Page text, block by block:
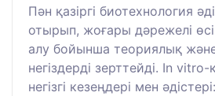
Пән қазіргі биотехнология
отырып, жоғары дәрежелі
алу бойынша теориялық
негіздерді зерттейді. In vitro-
негізгі кезеңдері мен